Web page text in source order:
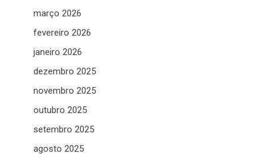
março 2026
fevereiro 2026
janeiro 2026
dezembro 2025
novembro 2025
outubro 2025
setembro 2025
agosto 2025